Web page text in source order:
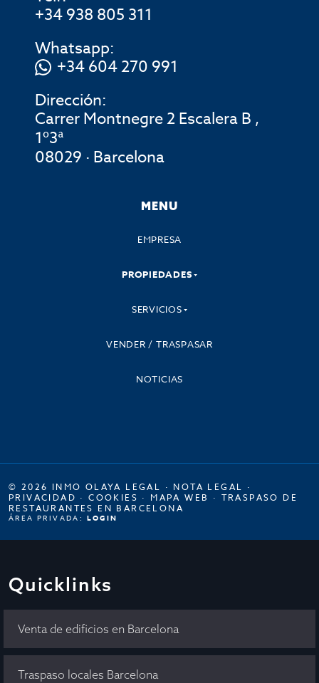
+34 938 805 311
Whatsapp:
+34 604 270 991
Dirección:
Carrer Montnegre 2 Escalera B ,
1º3ª
08029 · Barcelona
MENU
EMPRESA
PROPIEDADES
SERVICIOS
VENDER / TRASPASAR
NOTICIAS
© 2026 INMO OLAYA LEGAL · NOTA LEGAL ·
PRIVACIDAD ·COOKIES · MAPA WEB · TRASPASO DE
RESTAURANTES EN BARCELONA
ÁREA PRIVADA: LOGIN
Quicklinks
Venta de edificios en Barcelona
Traspaso locales Barcelona